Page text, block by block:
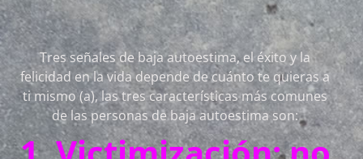
Tres señales de baja autoestima, el éxito y la
felicidad en la vida depende de cuánto te quieras a
ti mismo (a), las tres características más comunes
de las personas de baja autoestima son: